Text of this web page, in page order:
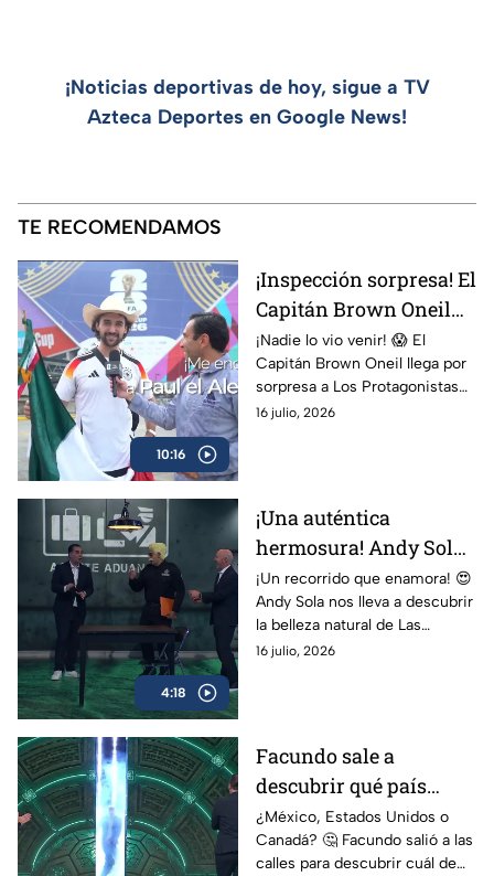
¡Noticias deportivas de hoy, sigue a TV
Azteca Deportes en Google News!
TE RECOMENDAMOS
10:16
¡Inspección sorpresa! El
Capitán Brown Oneil
pone contra las
cuerdas a Martinoli y al
Dr. García
¡Nadie lo vio venir! 😱 El
Capitán Brown Oneil llega por
sorpresa a Los Protagonistas
para realizar una rigurosa
16 julio, 2026
4:18
¡Una auténtica
hermosura! Andy Sola
descubre el paraíso de
Las Estacas |
TransportAndyng
¡Un recorrido que enamora! 😍
Andy Sola nos lleva a descubrir
la belleza natural de Las
Estacas, uno de los destinos
16 julio, 2026
Facundo sale a
descubrir qué país
tiene el corazón más
grande | Los
¿México, Estados Unidos o
Canadá? 🤔 Facundo salió a las
calles para descubrir cuál de